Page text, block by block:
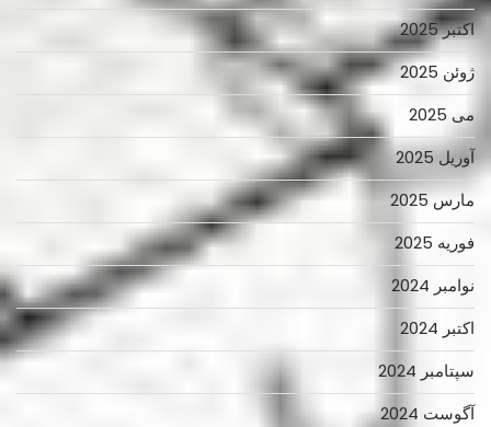
اکتبر 2025
ژوئن 2025
می 2025
آوریل 2025
مارس 2025
فوریه 2025
نوامبر 2024
اکتبر 2024
سپتامبر 2024
آگوست 2024